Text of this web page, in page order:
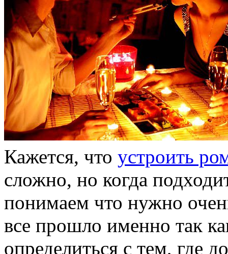
Кажется, что устроить
сложно, но когда
понимаем что нужно
все прошло именно так
определиться с тем, где